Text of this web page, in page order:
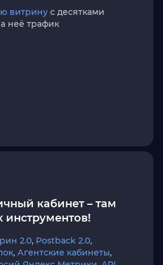
витрину с десятками
неё трафик
кабинет – там
инструментов!
2.0, Postback 2.0,
, Агентские кабинеты,